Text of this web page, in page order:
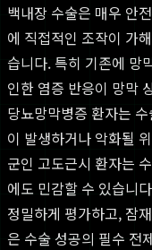
백내장 수술은 매우 안
에 직접적인 조작이 가
습니다. 특히 기존에 망
인한 염증 반응이 망막
당뇨망막병증 환자는
이 발생하거나 악화될
군인 고도근시 환자는
에도 민감할 수 있습니
정밀하게 평가하고, 잠
은 수술 성공의 필수 전